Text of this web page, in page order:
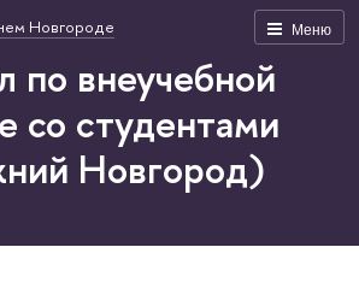
Меню
Новгороде
по внеучебной
со студентами
Новгород)